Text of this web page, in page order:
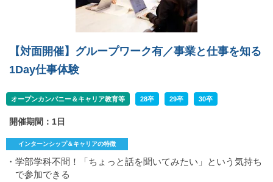
【対面開催】グループワーク有／事業と仕事を知る
1Day仕事体験
オープンカンパニー＆キャリア教育等 28卒 29卒 30卒
開催期間：1日
インターンシップ＆キャリアの特徴
・学部学科不問！「ちょっと話を聞いてみたい」という気持ち
で参加できる